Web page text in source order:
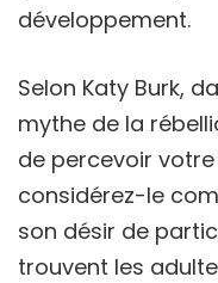
développement.
Selon Katy Burk,
mythe de la
de percevoir
considérez-le
son désir de
trouvent les